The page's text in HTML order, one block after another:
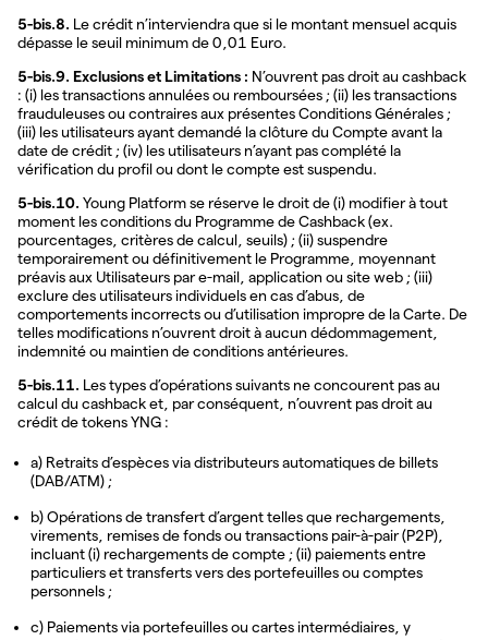
5-bis.8. Le crédit n’interviendra que si le montant mensuel acquis
dépasse le seuil minimum de 0,01 Euro.
5-bis.9. Exclusions et Limitations : N’ouvrent pas droit au cashback
: (i) les transactions annulées ou remboursées ; (ii) les transactions
frauduleuses ou contraires aux présentes Conditions Générales ;
(iii) les utilisateurs ayant demandé la clôture du Compte avant la
date de crédit ; (iv) les utilisateurs n’ayant pas complété la
vérification du profil ou dont le compte est suspendu.
5-bis.10. Young Platform se réserve le droit de (i) modifier à tout
moment les conditions du Programme de Cashback (ex.
pourcentages, critères de calcul, seuils) ; (ii) suspendre
temporairement ou définitivement le Programme, moyennant
préavis aux Utilisateurs par e-mail, application ou site web ; (iii)
exclure des utilisateurs individuels en cas d’abus, de
comportements incorrects ou d’utilisation impropre de la Carte. De
telles modifications n’ouvrent droit à aucun dédommagement,
indemnité ou maintien de conditions antérieures.
5-bis.11. Les types d’opérations suivants ne concourent pas au
calcul du cashback et, par conséquent, n’ouvrent pas droit au
crédit de tokens YNG :
a) Retraits d’espèces via distributeurs automatiques de billets
(DAB/ATM) ;
b) Opérations de transfert d’argent telles que rechargements,
virements, remises de fonds ou transactions pair-à-pair (P2P),
incluant (i) rechargements de compte ; (ii) paiements entre
particuliers et transferts vers des portefeuilles ou comptes
personnels ;
c) Paiements via portefeuilles ou cartes intermédiaires, y